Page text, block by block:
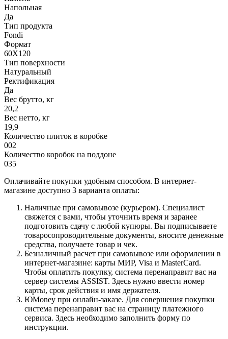
Напольная
Да
Тип продукта
Fondi
Формат
60X120
Тип поверхности
Натуральный
Ректификация
Да
Вес брутто, кг
20,2
Вес нетто, кг
19,9
Количество плиток в коробке
002
Количество коробок на поддоне
035
Оплачивайте покупки удобным способом. В интернет-
магазине доступно 3 варианта оплаты:
Наличные при самовывозе (курьером). Специалист
свяжется с вами, чтобы уточнить время и заранее
подготовить сдачу с любой купюры. Вы подписываете
товаросопроводительные документы, вносите денежные
средства, получаете товар и чек.
Безналичный расчет при самовывозе или оформлении в
интернет-магазине: карты МИР, Visa и MasterCard.
Чтобы оплатить покупку, система перенаправит вас на
сервер системы ASSIST. Здесь нужно ввести номер
карты, срок действия и имя держателя.
ЮMoney при онлайн-заказе. Для совершения покупки
система перенаправит вас на страницу платежного
сервиса. Здесь необходимо заполнить форму по
инструкции.